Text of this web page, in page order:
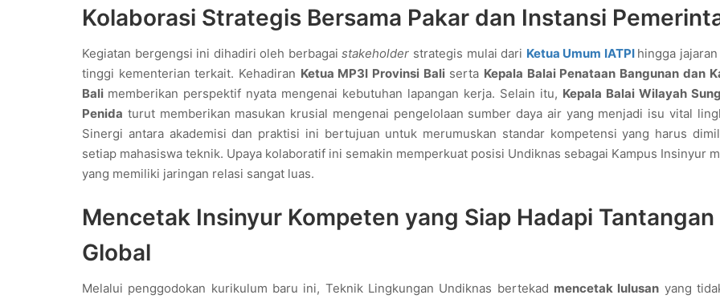
Kolaborasi Strategis Bersama Pakar dan Instansi
Kegiatan bergengsi ini dihadiri oleh berbagaistakeholder strategis mulai dari Ketua Umum IATPI hingga
tinggi kementerian terkait. Kehadiran Ketua MP3I Provinsi Baliserta Kepala Balai Penataan Bangunan dan
Bali memberikan perspektif nyata mengenai kebutuhan lapangan kerja. Selain itu, Kepala Balai Wilayah
Penida turut memberikan masukan krusial mengenai pengelolaan sumber daya air yang menjadi isu vital
Sinergi antara akademisi dan praktisi ini bertujuan untuk merumuskan standar kompetensi yang harus
setiap mahasiswa teknik. Upaya kolaboratif ini semakin memperkuat posisi Undiknas sebagai Kampus Insinyur
yang memiliki jaringan relasi sangat luas.
Mencetak Insinyur Kompeten yang Siap Hadapi Tantangan
Global
Melalui penggodokan kurikulum baru ini, Teknik Lingkungan Undiknas bertekad mencetak lulusan yang